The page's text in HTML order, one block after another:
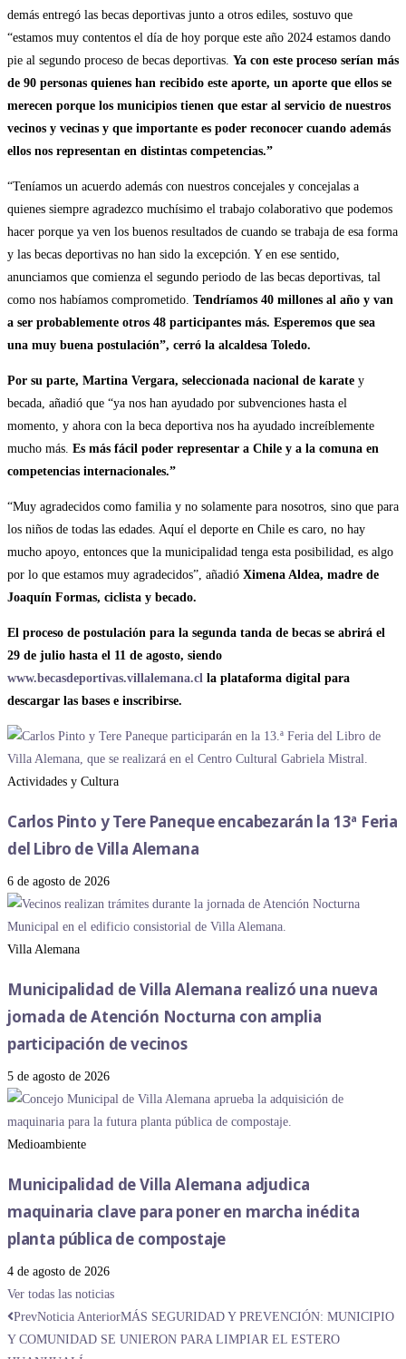
demás entregó las becas deportivas junto a otros ediles, sostuvo que
“estamos muy contentos el día de hoy porque este año 2024 estamos dando
pie al segundo proceso de becas deportivas. Ya con este proceso serían más
de 90 personas quienes han recibido este aporte, un aporte que ellos se
merecen porque los municipios tienen que estar al servicio de nuestros
vecinos y vecinas y que importante es poder reconocer cuando además
ellos nos representan en distintas competencias.”
“Teníamos un acuerdo además con nuestros concejales y concejalas a
quienes siempre agradezco muchísimo el trabajo colaborativo que podemos
hacer porque ya ven los buenos resultados de cuando se trabaja de esa forma
y las becas deportivas no han sido la excepción. Y en ese sentido,
anunciamos que comienza el segundo periodo de las becas deportivas, tal
como nos habíamos comprometido. Tendríamos 40 millones al año y van
a ser probablemente otros 48 participantes más. Esperemos que sea
una muy buena postulación”, cerró la alcaldesa Toledo.
Por su parte, Martina Vergara, seleccionada nacional de karate y
becada, añadió que “ya nos han ayudado por subvenciones hasta el
momento, y ahora con la beca deportiva nos ha ayudado increíblemente
mucho más. Es más fácil poder representar a Chile y a la comuna en
competencias internacionales.”
“Muy agradecidos como familia y no solamente para nosotros, sino que para
los niños de todas las edades. Aquí el deporte en Chile es caro, no hay
mucho apoyo, entonces que la municipalidad tenga esta posibilidad, es algo
por lo que estamos muy agradecidos”, añadió Ximena Aldea, madre de
Joaquín Formas, ciclista y becado.
El proceso de postulación para la segunda tanda de becas se abrirá el
29 de julio hasta el 11 de agosto, siendo
www.becasdeportivas.villalemana.cl la plataforma digital para
descargar las bases e inscribirse.
Actividades y Cultura
Carlos Pinto y Tere Paneque encabezarán la 13ª Feria
del Libro de Villa Alemana
6 de agosto de 2026
Villa Alemana
Municipalidad de Villa Alemana realizó una nueva
jornada de Atención Nocturna con amplia
participación de vecinos
5 de agosto de 2026
Medioambiente
Municipalidad de Villa Alemana adjudica
maquinaria clave para poner en marcha inédita
planta pública de compostaje
4 de agosto de 2026
Ver todas las noticias
PrevNoticia AnteriorMÁS SEGURIDAD Y PREVENCIÓN: MUNICIPIO
Y COMUNIDAD SE UNIERON PARA LIMPIAR EL ESTERO